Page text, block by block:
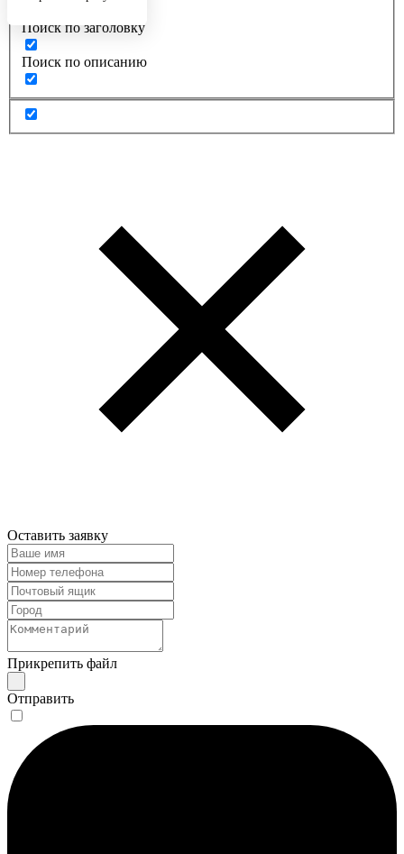
Поиск по заголовку
Поиск по описанию
Оставить заявку
Прикрепить файл
Отправить